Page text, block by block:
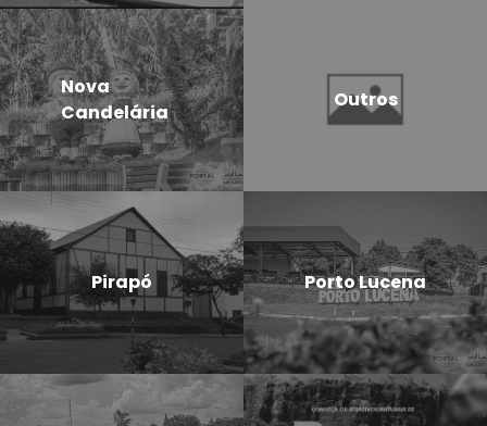
Nova
Candelária
Outros
Pirapó Porto Lucena